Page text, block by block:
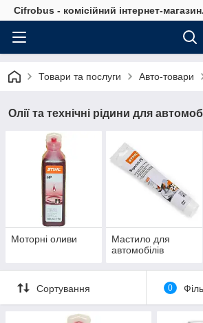
Cifrobus - комiсiйний iнтернет-
Товари та послуги Авто-товари
Олії та технічні рідини для
Моторні оливи
Мастило для
автомобілів
Сортування 0